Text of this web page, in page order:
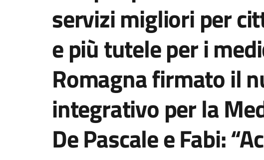
servizi migliori per
e più tutele per i
Romagna firmato il
integrativo per la
De Pascale e Fabi: